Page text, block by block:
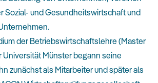
Sozial- und Gesundheitswirtschaft und
der Betriebswirtschaftslehre (Master
Universität Münster begann seine
zunächst als Mitarbeiter und später als